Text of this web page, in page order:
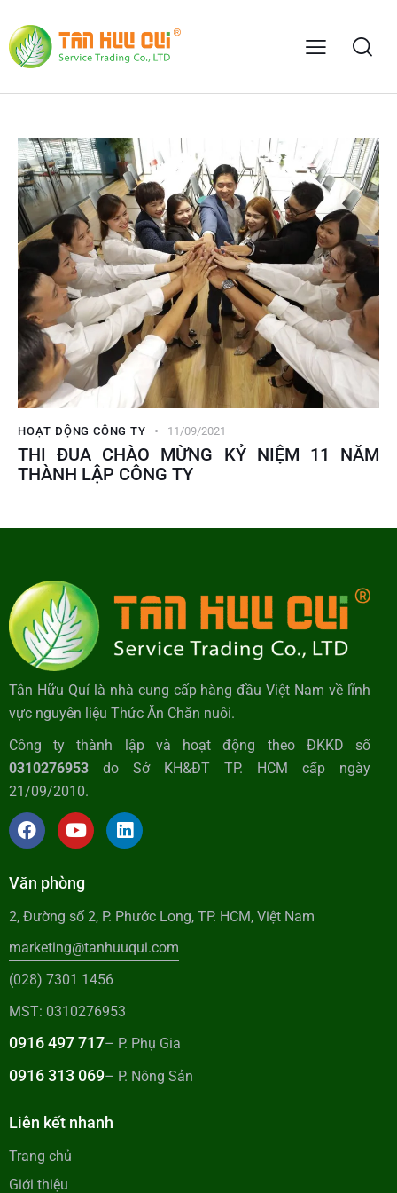
HOẠT ĐỘNG CÔNG TY 11/09/2021
THI ĐUA CHÀO MỪNG KỶ NIỆM 11 NĂM
THÀNH LẬP CÔNG TY
Tân Hữu Quí là nhà cung cấp hàng đầu Việt Nam về lĩnh
vực nguyên liệu Thức Ăn Chăn nuôi.
Công ty thành lập và hoạt động theo ĐKKD số
0310276953 do Sở KH&ĐT TP. HCM cấp ngày
21/09/2010.
Văn phòng
2, Đường số 2, P. Phước Long, TP. HCM, Việt Nam
marketing@tanhuuqui.com
(028) 7301 1456
MST: 0310276953
0916 497 717– P. Phụ Gia
0916 313 069– P. Nông Sản
Liên kết nhanh
Trang chủ
Giới thiệu